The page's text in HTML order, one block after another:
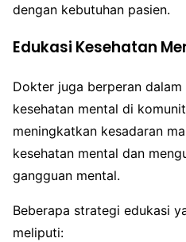
dengan kebutuhan pasien.
Edukasi Kesehatan
Dokter juga berperan
kesehatan mental di
meningkatkan kesadaran
kesehatan mental dan
gangguan mental.
Beberapa strategi edukasi
meliputi: